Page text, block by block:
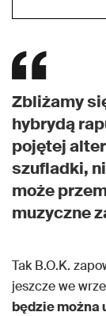
Zbliżamy
hybrydą
pojętej
szufladki,
może
muzyczne
Tak B.O.K.
jeszcze we
będzie można